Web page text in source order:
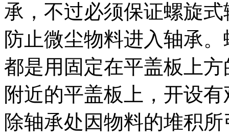
承，不过必须保证螺旋
防止微尘物料进入轴承
都是用固定在平盖板上
附近的平盖板上，开设
除轴承处因物料的堆积